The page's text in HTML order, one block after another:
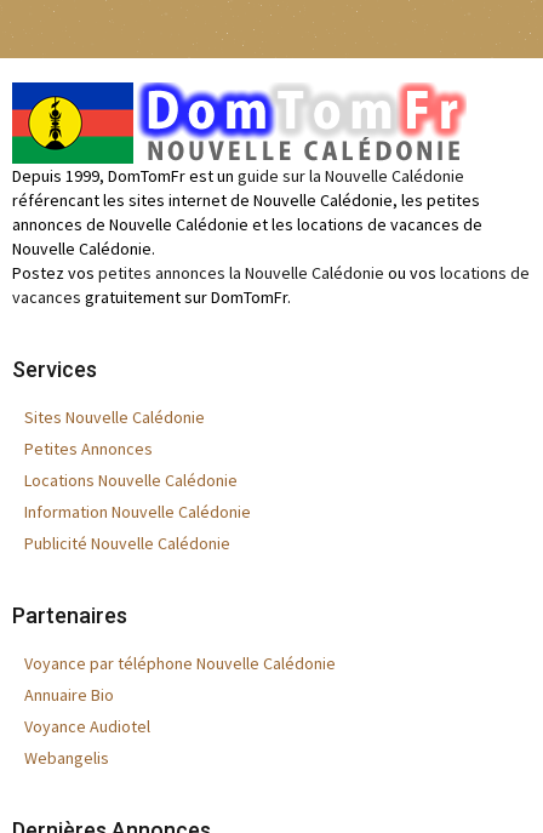
Depuis 1999, DomTomFr est un guide sur la Nouvelle Calédonie
référencant les sites internet de Nouvelle Calédonie, les petites
annonces de Nouvelle Calédonie et les locations de vacances de
Nouvelle Calédonie.
Postez vos petites annonces la Nouvelle Calédonie ou vos locations de
vacances gratuitement sur DomTomFr.
Services
Sites Nouvelle Calédonie
Petites Annonces
Locations Nouvelle Calédonie
Information Nouvelle Calédonie
Publicité Nouvelle Calédonie
Partenaires
Voyance par téléphone Nouvelle Calédonie
Annuaire Bio
Voyance Audiotel
Webangelis